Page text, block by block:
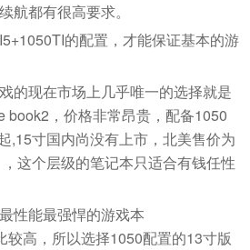
航都有很高要求。
的配置，才能保证基本的游
的现在市场上几乎唯一的选择就是
book2，价格非常昂贵，配备1050
,15寸国内尚没有上市，北美售价为
这个层级的笔记本只适合有钱任性
较高，所以选择1050配置的13寸版